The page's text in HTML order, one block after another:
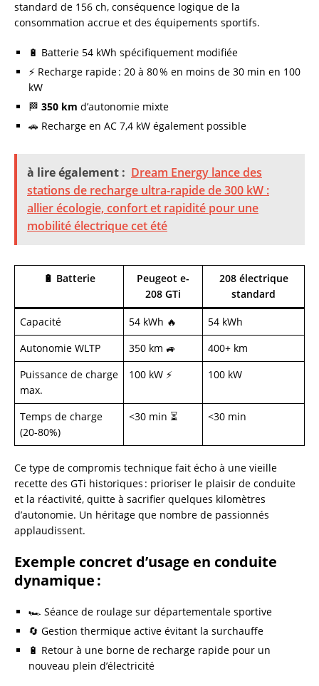
standard de 156 ch, conséquence logique de la
consommation accrue et des équipements sportifs.
🔋 Batterie 54 kWh spécifiquement modifiée
⚡ Recharge rapide : 20 à 80 % en moins de 30 min en 100
kW
🏁 350 km d’autonomie mixte
🚗 Recharge en AC 7,4 kW également possible
à lire également : Dream Energy lance des
stations de recharge ultra-rapide de 300 kW :
allier écologie, confort et rapidité pour une
mobilité électrique cet été
🔋 Batterie
Peugeot e-
208 GTi
208 électrique
standard
Capacité 54 kWh 🔥
54 kWh
Autonomie WLTP
350 km 🚙
400+ km
Puissance de charge
max.
100 kW ⚡ 100 kW
Temps de charge
(20-80%)
<30 min ⏳ <30 min
Ce type de compromis technique fait écho à une vieille
recette des GTi historiques : prioriser le plaisir de conduite
et la réactivité, quitte à sacrifier quelques kilomètres
d’autonomie. Un héritage que nombre de passionnés
applaudissent.
Exemple concret d’usage en conduite
dynamique :
🏎️ Séance de roulage sur départementale sportive
🔄 Gestion thermique active évitant la surchauffe
🔋 Retour à une borne de recharge rapide pour un
nouveau plein d’électricité